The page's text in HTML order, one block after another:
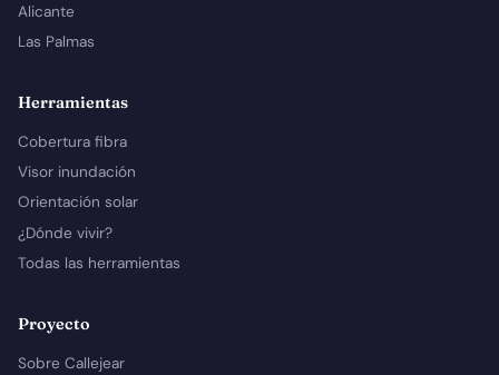
Alicante
Las Palmas
Herramientas
Cobertura fibra
Visor inundación
Orientación solar
¿Dónde vivir?
Todas las herramientas
Proyecto
Sobre Callejear